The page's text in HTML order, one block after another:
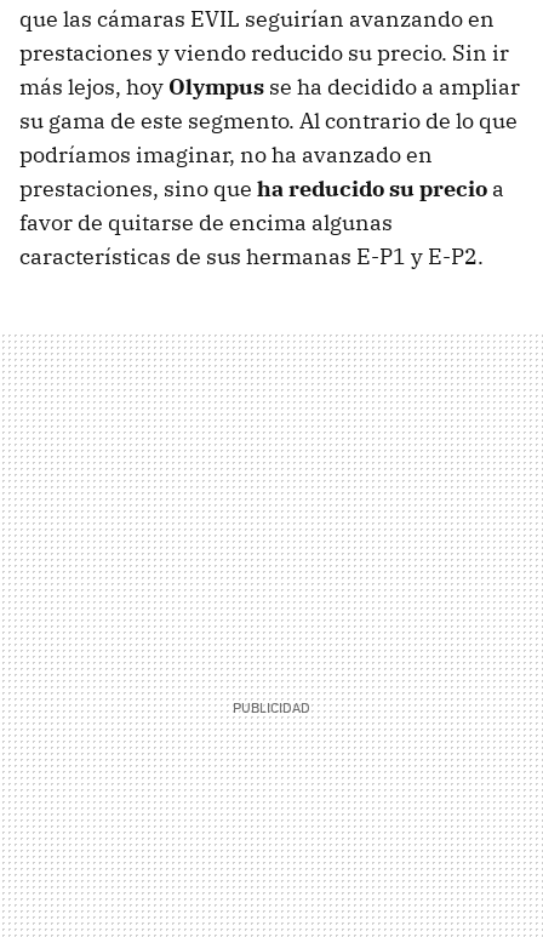
que las cámaras EVIL seguirían avanzando en
prestaciones y viendo reducido su precio. Sin ir
más lejos, hoy Olympus se ha decidido a ampliar
su gama de este segmento. Al contrario de lo que
podríamos imaginar, no ha avanzado en
prestaciones, sino que ha reducido su precio a
favor de quitarse de encima algunas
características de sus hermanas E-P1 y E-P2.